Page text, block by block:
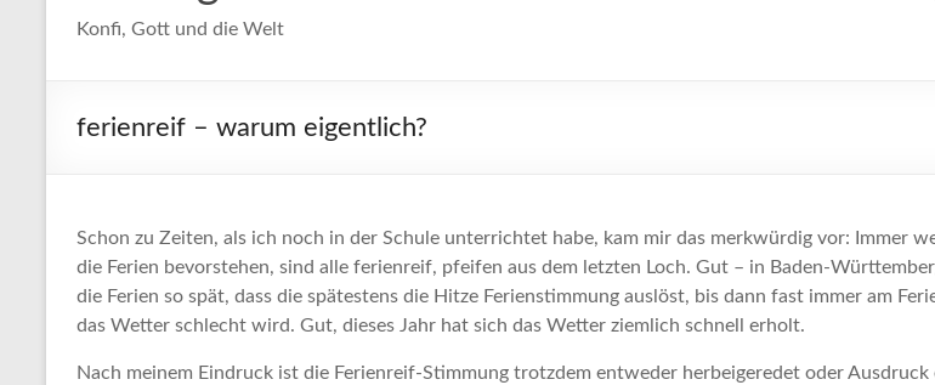
Konfi, Gott und die Welt
ferienreif – warum eigentlich?
Schon zu Zeiten, als ich noch in der Schule unterrichtet habe, kam mir das merkwürdig vor: Immer
die Ferien bevorstehen, sind alle ferienreif, pfeifen aus dem letzten Loch. Gut – in Baden-
die Ferien so spät, dass die spätestens die Hitze Ferienstimmung auslöst, bis dann fast immer am
das Wetter schlecht wird. Gut, dieses Jahr hat sich das Wetter ziemlich schnell erholt.
Nach meinem Eindruck ist die Ferienreif-Stimmung trotzdem entweder herbeigeredet oder Ausdruck